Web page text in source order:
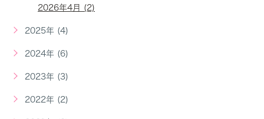
2026年4月 (2)
2025年 (4)
2024年 (6)
2023年 (3)
2022年 (2)